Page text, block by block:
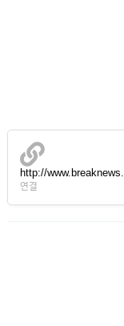
http://
연결